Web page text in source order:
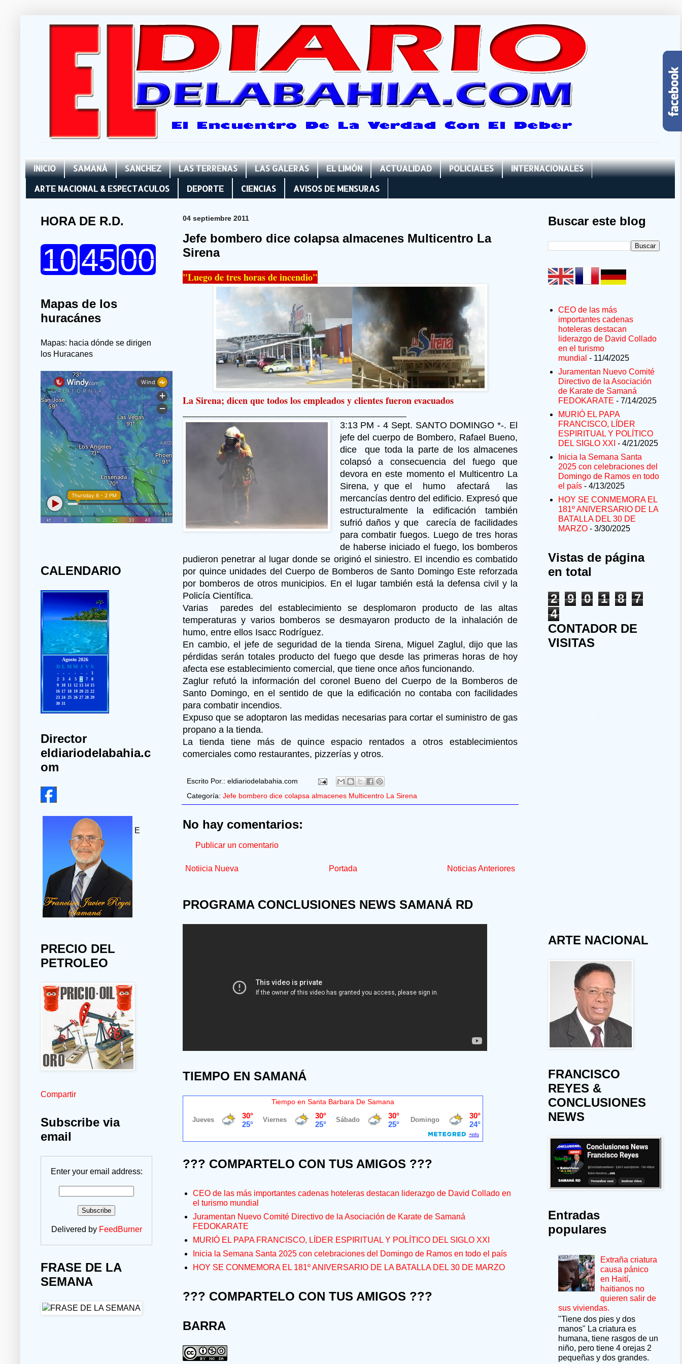
INICIO SAMANÁ SANCHEZ LAS TERRENAS LAS GALERAS EL LIMÓN ACTUALIDAD POLICIALES
INTERNACIONALES
ARTE NACIONAL & ESPECTACULOS
DEPORTE CIENCIAS AVISOS DE MENSURAS
04 septiembre 2011
Jefe bombero dice colapsa almacenes Multicentro La
Sirena
"Luego de tres horas de incendio"
La Sirena; dicen que todos los empleados y clientes fueron evacuados
3:13 PM - 4 Sept. SANTO DOMINGO *-. El
jefe del cuerpo de Bombero, Rafael Bueno,
dice que toda la parte de los almacenes
colapsó a consecuencia del fuego que
devora en este momento el Multicentro La
Sirena, y que el humo afectará las
mercancías dentro del edificio. Expresó que
estructuralmente la edificación también
sufrió daños y que carecía de facilidades
para combatir fuegos. Luego de tres horas
de haberse iniciado el fuego, los bomberos
pudieron penetrar al lugar donde se originó el siniestro. El incendio es combatido
por quince unidades del Cuerpo de Bomberos de Santo Domingo Este reforzada
por bomberos de otros municipios. En el lugar también está la defensa civil y la
Policía Científica.
Varias paredes del establecimiento se desplomaron producto de las altas
temperaturas y varios bomberos se desmayaron producto de la inhalación de
humo, entre ellos Isacc Rodríguez.
En cambio, el jefe de seguridad de la tienda Sirena, Miguel Zaglul, dijo que las
pérdidas serán totales producto del fuego que desde las primeras horas de hoy
afecta ese establecimiento comercial, que tiene once años funcionando.
Zaglur refutó la información del coronel Bueno del Cuerpo de la Bomberos de
Santo Domingo, en el sentido de que la edificación no contaba con facilidades
para combatir incendios.
Expuso que se adoptaron las medidas necesarias para cortar el suministro de gas
propano a la tienda.
La tienda tiene más de quince espacio rentados a otros establecimientos
comerciales como restaurantes, pizzerías y otros.
Escrito Por.: eldiariodelabahia.com
Categoría: Jefe bombero dice colapsa almacenes Multicentro La Sirena
No hay comentarios:
Publicar un comentario
Notiicia Nueva Noticias Anteriores
Portada
PROGRAMA CONCLUSIONES NEWS SAMANÁ RD
TIEMPO EN SAMANÁ
Tiempo en Santa Barbara De Samana
??? COMPARTELO CON TUS AMIGOS ???
CEO de las más importantes cadenas hoteleras destacan liderazgo de David Collado en
el turismo mundial
Juramentan Nuevo Comité Directivo de la Asociación de Karate de Samaná
FEDOKARATE
MURIÓ EL PAPA FRANCISCO, LÍDER ESPIRITUAL Y POLÍTICO DEL SIGLO XXI
Inicia la Semana Santa 2025 con celebraciones del Domingo de Ramos en todo el país
HOY SE CONMEMORA EL 181º ANIVERSARIO DE LA BATALLA DEL 30 DE MARZO
??? COMPARTELO CON TUS AMIGOS ???
BARRA
HORA DE R.D.
Mapas de los
huracánes
Mapas: hacia dónde se dirigen
los Huracanes
CALENDARIO
Director
eldiariodelabahia.c
om
E
PRECIO DEL
PETROLEO
Compartir
Subscribe via
email
Enter your email address:
Delivered by FeedBurner
FRASE DE LA
SEMANA
Buscar este blog
CEO de las más
importantes cadenas
hoteleras destacan
liderazgo de David Collado
en el turismo
mundial - 11/4/2025
Juramentan Nuevo Comité
Directivo de la Asociación
de Karate de Samaná
FEDOKARATE - 7/14/2025
MURIÓ EL PAPA
FRANCISCO, LÍDER
ESPIRITUAL Y POLÍTICO
DEL SIGLO XXI - 4/21/2025
Inicia la Semana Santa
2025 con celebraciones del
Domingo de Ramos en todo
el país - 4/13/2025
HOY SE CONMEMORA EL
181º ANIVERSARIO DE LA
BATALLA DEL 30 DE
MARZO - 3/30/2025
Vistas de página
en total
2
9 0 1 8
7
4
CONTADOR DE
VISITAS
ARTE NACIONAL
FRANCISCO
REYES &
CONCLUSIONES
NEWS
Entradas
populares
Extraña criatura
causa pánico
en Haití,
haitianos no
quieren salir de
sus viviendas.
"Tiene dos pies y dos
manos" La criatura es
humana, tiene rasgos de un
niño, pero tiene 4 orejas 2
pequeñas y dos grandes.